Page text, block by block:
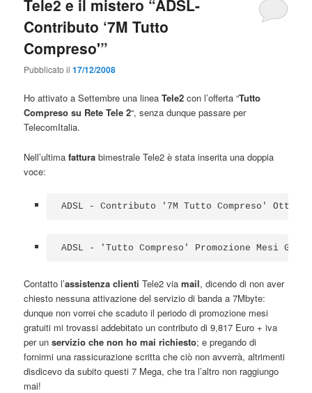
Tele2 e il mistero “ADSL-
Contributo ‘7M Tutto
Compreso'”
Pubblicato il17/12/2008
Ho attivato a Settembre una linea Tele2 con l’offerta “Tutto
Compreso su Rete Tele 2“, senza dunque passare per
TelecomItalia.
Nell’ultimafattura bimestrale Tele2 è stata inserita una doppia
voce:
ADSL - Contributo '7M Tutto Compreso'
ADSL - 'Tutto Compreso' Promozione Mesi
Contatto l’assistenza clienti Tele2 viamail, dicendo di non aver
chiesto nessuna attivazione del servizio di banda a 7Mbyte:
dunque non vorrei che scaduto il periodo di promozione mesi
gratuiti mi trovassi addebitato un contributo di 9,817 Euro + iva
per unservizio che non ho mai richiesto; e pregando di
fornirmi una rassicurazione scritta che ciò non avverrà, altrimenti
disdicevo da subito questi 7 Mega, che tra l’altro non raggiungo
mai!